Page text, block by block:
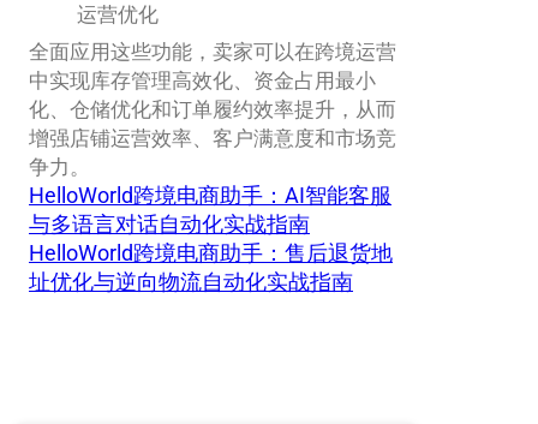
运营优化
全面应用这些功能，卖家可以在跨境运营
中实现库存管理高效化、资金占用最小
化、仓储优化和订单履约效率提升，从而
增强店铺运营效率、客户满意度和市场竞
争力。
HelloWorld跨境电商助手：AI智能客服
与多语言对话自动化实战指南
HelloWorld跨境电商助手：售后退货地
址优化与逆向物流自动化实战指南